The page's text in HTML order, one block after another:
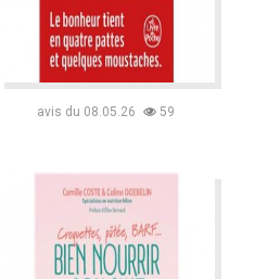
avis du 08.05.26 59